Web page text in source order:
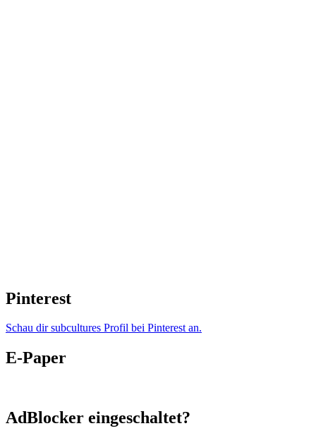
Pinterest
Schau dir subcultures Profil bei Pinterest an.
E-Paper
AdBlocker eingeschaltet?